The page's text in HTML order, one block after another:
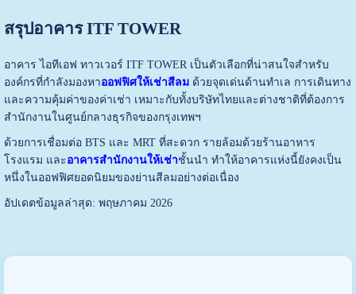
สรุปอาคาร ITF TOWER
อาคาร ไอทีเอฟ ทาวเวอร์ ITF TOWER เป็นตัวเลือกที่น่าสนใจสำหรับ
องค์กรที่กำลังมองหาออฟฟิศให้เช่าสีลมด้วยจุดเด่นด้านทำเล การเดินทาง
และความคุ้มค่าของค่าเช่า เหมาะกับทั้งบริษัทไทยและต่างชาติที่ต้องการ
สำนักงานในศูนย์กลางธุรกิจของกรุงเทพฯ
ด้วยการเชื่อมต่อ BTS และ MRT ที่สะดวก รายล้อมด้วยร้านอาหาร
โรงแรม และอาคารสำนักงานให้เช่าชั้นนำ ทำให้อาคารแห่งนี้ยังคงเป็น
หนึ่งในออฟฟิศยอดนิยมของย่านสีลมอย่างต่อเนื่อง
อัปเดตข้อมูลล่าสุด: พฤษภาคม 2026